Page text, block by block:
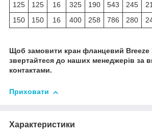
125
125 16 325 190 543 245
150
150 16 400 258 786 280
Щоб замовити кран фланцевий Breeze
звертайтеся до наших менеджерів за
контактами.
Приховати
Характеристики